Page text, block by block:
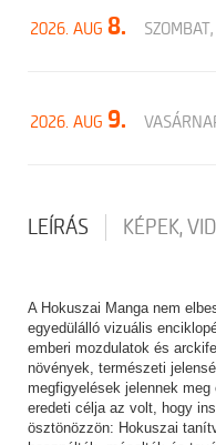
2026. AUG 8.
2026. AUG 9.
LEÍRÁS KÉPEK,
A Hokuszai Manga nem
egyedülálló vizuális
emberi mozdulatok és
növények, természeti
megfigyelések jelennek
eredeti célja az volt, hogy
ösztönözzön: Hokuszai